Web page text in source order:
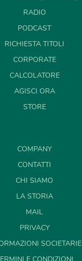
RADIO
PODCAST
RICHIESTA TITOLI
CORPORATE
CALCOLATORE
AGISCI ORA
STORE
COMPANY
CONTATTI
CHI SIAMO
LA STORIA
MAIL
PRIVACY
SOCIETARIE